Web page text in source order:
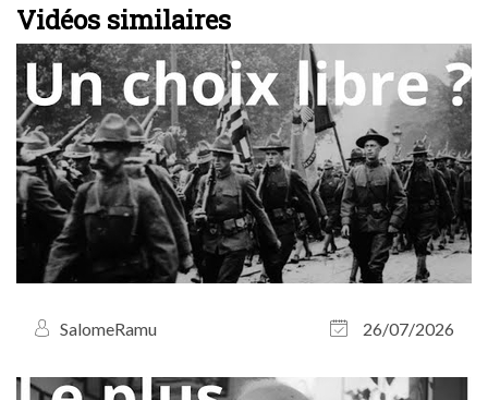
Vidéos similaires
SalomeRamu 26/07/2026